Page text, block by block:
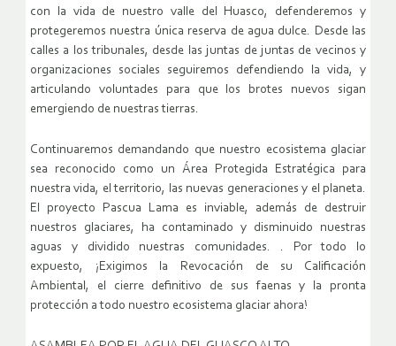
con la vida de nuestro valle del Huasco, defenderemos y
protegeremos nuestra única reserva de agua dulce. Desde las
calles a los tribunales, desde las juntas de juntas de vecinos y
organizaciones sociales seguiremos defendiendo la vida, y
articulando voluntades para que los brotes nuevos sigan
emergiendo de nuestras tierras.
Continuaremos demandando que nuestro ecosistema glaciar
sea reconocido como un Área Protegida Estratégica para
nuestra vida, el territorio, las nuevas generaciones y el planeta.
El proyecto Pascua Lama es inviable, además de destruir
nuestros glaciares, ha contaminado y disminuido nuestras
aguas y dividido nuestras comunidades. . Por todo lo
expuesto, ¡Exigimos la Revocación de su Calificación
Ambiental, el cierre definitivo de sus faenas y la pronta
protección a todo nuestro ecosistema glaciar ahora!